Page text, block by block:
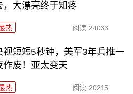
，大漂亮终于知疼
热 阅读 24033
视短短5秒钟，美军3年兵推一
作废！亚太变天
热 阅读 20215